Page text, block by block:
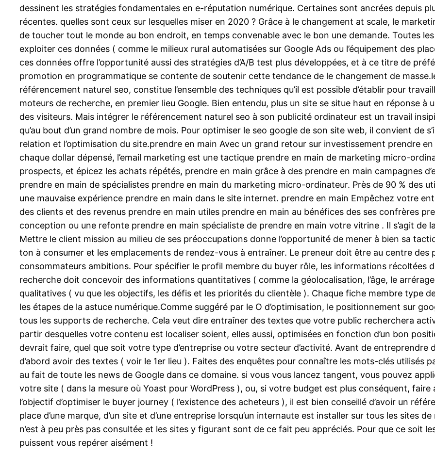
dessinent les stratégies fondamentales en e-réputation numérique. Certaines sont ancrées depuis
récentes. quelles sont ceux sur lesquelles miser en 2020 ? Grâce à le changement at scale, le
de toucher tout le monde au bon endroit, en temps convenable avec le bon une demande. Toutes
exploiter ces données ( comme le milieux rural automatisées sur Google Ads ou l’équipement des
ces données offre l’opportunité aussi des stratégies d’A/B test plus développées, et à ce titre de
promotion en programmatique se contente de soutenir cette tendance de le changement de
référencement naturel seo, constitue l’ensemble des techniques qu’il est possible d’établir pour
moteurs de recherche, en premier lieu Google. Bien entendu, plus un site se situe haut en réponse à
des visiteurs. Mais intégrer le référencement naturel seo à son publicité ordinateur est un travail
qu’au bout d’un grand nombre de mois. Pour optimiser le seo google de son site web, il convient de
relation et l’optimisation du site.prendre en main Avec un grand retour sur investissement prendre
chaque dollar dépensé, l’email marketing est une tactique prendre en main de marketing micro-
prospects, et épicez les achats répétés, prendre en main grâce à des prendre en main campagnes
prendre en main de spécialistes prendre en main du marketing micro-ordinateur. Près de 90 % des
une mauvaise expérience prendre en main dans le site internet. prendre en main Empêchez votre
des clients et des revenus prendre en main utiles prendre en main au bénéfices des ses confrères
conception ou une refonte prendre en main spécialiste de prendre en main votre vitrine . Il s’agit de
Mettre le client mission au milieu de ses préoccupations donne l’opportunité de mener à bien sa
ton à consumer et les emplacements de rendez-vous à entraîner. Le preneur doit être au centre
consommateurs ambitions. Pour spécifier le profil membre du buyer rôle, les informations récoltées
recherche doit concevoir des informations quantitatives ( comme la géolocalisation, l’âge, le
qualitatives ( vu que les objectifs, les défis et les priorités du clientèle ). Chaque fiche membre type
les étapes de la astuce numérique.Comme suggéré par le O d’optimisation, le positionnement sur
tous les supports de recherche. Cela veut dire entraîner des textes que votre public recherchera
partir desquelles votre contenu est localiser soient, elles aussi, optimisées en fonction d’un bon
devrait faire, quel que soit votre type d’entreprise ou votre secteur d’activité. Avant de
d’abord avoir des textes ( voir le 1er lieu ). Faites des enquêtes pour connaître les mots-clés utilisés
au fait de toute les news de Google dans ce domaine. si vous vous lancez tangent, vous pouvez
votre site ( dans la mesure où Yoast pour WordPress ), ou, si votre budget est plus conséquent,
l’objectif d’optimiser le buyer journey ( l’existence des acheteurs ), il est bien conseillé d’avoir un
place d’une marque, d’un site et d’une entreprise lorsqu’un internaute est installer sur tous les sites
n’est à peu près pas consultée et les sites y figurant sont de ce fait peu appréciés. Pour que ce soit
puissent vous repérer aisément !